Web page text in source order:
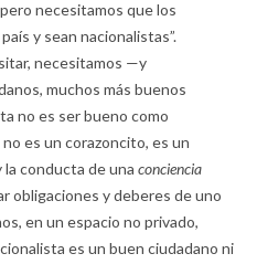
necesitamos que los
y sean nacionalistas”.
necesitamos —y
muchos más buenos
no es ser bueno como
es un corazoncito, es un
conducta de una conciencia
obligaciones y deberes de uno
en un espacio no privado,
es un buen ciudadano ni